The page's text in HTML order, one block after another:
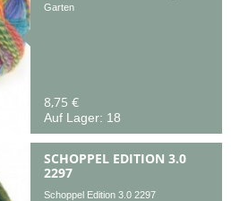
Garten
8,75 €
Auf Lager: 18
SCHOPPEL EDITION 3.0
2297
Schoppel Edition 3.0 2297